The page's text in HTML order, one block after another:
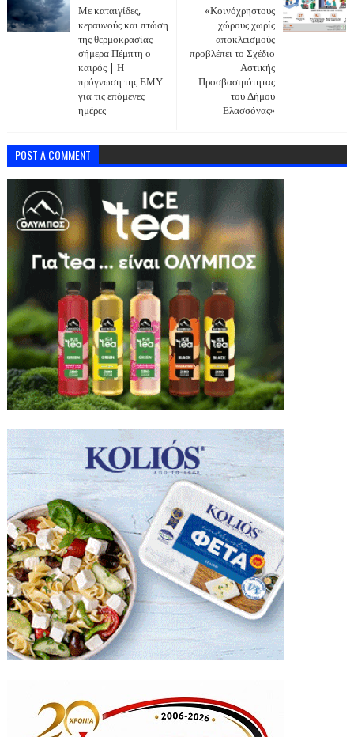
«Κοινόχρηστους
χώρους χωρίς
αποκλεισμούς
προβλέπει το Σχέδιο
Αστικής
Προσβασιμότητας
του Δήμου
Ελασσόνας»
Με καταιγίδες,
κεραυνούς και πτώση
της θερμοκρασίας
σήμερα Πέμπτη ο
καιρός | Η
πρόγνωση της ΕΜΥ
για τις επόμενες
ημέρες
POST A COMMENT